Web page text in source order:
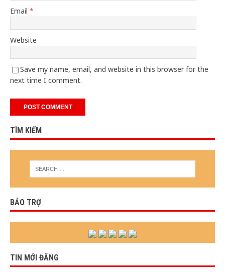
Email *
Website
Save my name, email, and website in this browser for the
next time I comment.
TÌM KIẾM
BẢO TRỢ
TIN MỚI ĐĂNG